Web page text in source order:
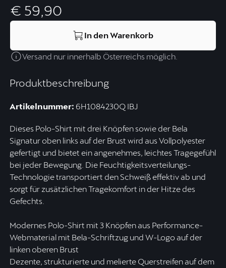
Produktbeschreibung
Artikelnummer: 6H1084230Q IBJ
Dieses Polo-Shirt mit drei Knöpfen sowie der Bela
Signatur oben links auf der Brust wird aus Vollpolyester
gefertigt und bietet ein angenehmes, leichtes Tragegefühl
bei jeder Bewegung. Die Feuchtigkeitsverteilungs-
Technologie transportiert den Schweiß effektiv ab und
sorgt für zusätzlichen Tragekomfort in der Hitze des
Gefechts.
Modernes Polo-Shirt mit 3 Knöpfen aus Performance-
Webmaterial mit Bela-Schriftzug und W-Logo auf der
linken oberen Brust
Dezente, strukturierte und melierte Querstreifen auf dem
€ 59,90
In den Warenkorb
Versand nur innerhalb Österreichs möglich.